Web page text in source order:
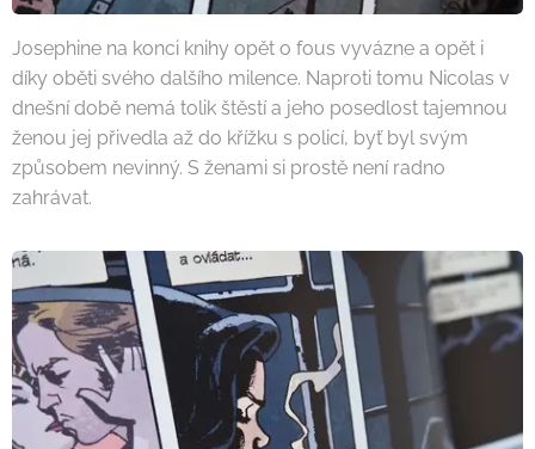
Josephine na konci knihy opět o fous vyvázne a opět i
díky oběti svého dalšího milence. Naproti tomu Nicolas v
dnešní době nemá tolik štěstí a jeho posedlost tajemnou
ženou jej přivedla až do křížku s policí, byť byl svým
způsobem nevinný. S ženami si prostě není radno
zahrávat.